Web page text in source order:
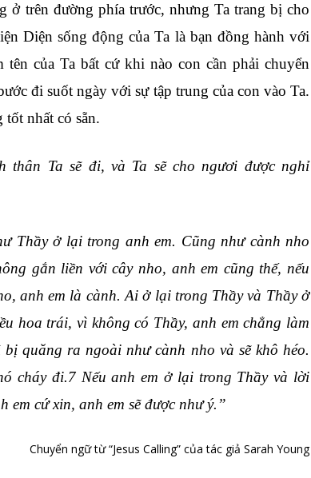
ở trên đường phía trước, nhưng Ta trang bị cho
Diện sống động của Ta là bạn đồng hành với
của Ta bất cứ khi nào con cần phải chuyển
đi suốt ngày với sự tập trung của con vào Ta.
nhất có sẵn.
Ta sẽ đi, và Ta sẽ cho ngươi được nghỉ
Thầy ở lại trong anh em. Cũng như cành nho
gắn liền với cây nho, anh em cũng thế, nếu
anh em là cành. Ai ở lại trong Thầy và Thầy ở
hoa trái, vì không có Thầy, anh em chẳng làm
quăng ra ngoài như cành nho và sẽ khô héo.
cháy đi.7 Nếu anh em ở lại trong Thầy và lời
cứ xin, anh em sẽ được như ý.”
Chuyển ngữ từ “Jesus Calling” của tác giả Sarah Young